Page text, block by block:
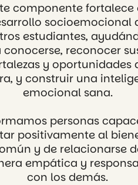
componente fortalece
socioemocional
estudiantes,
conocerse, reconocer
y oportunidades
y construir una
emocional sana.
personas
positivamente al
y de relacionarse
empática y
con los demás.